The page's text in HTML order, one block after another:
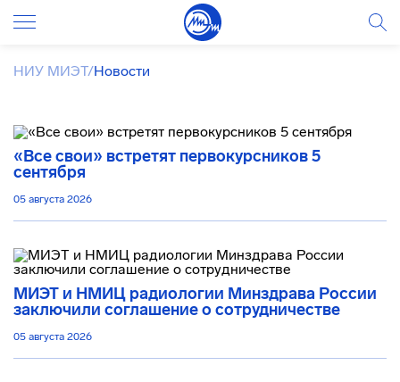
НИУ МИЭТ/Новости
«Все свои» встретят первокурсников 5
сентября
05 августа 2026
МИЭТ и НМИЦ радиологии Минздрава России
заключили соглашение о сотрудничестве
05 августа 2026